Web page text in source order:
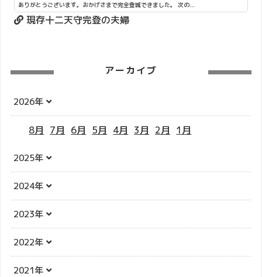
ありがとうございます。おかげさまで完全登城できました。 次の...
現存十二天守完登の夫婦
アーカイブ
2026年
8月 7月 6月 5月 4月 3月 2月 1月
2025年
2024年
2023年
2022年
2021年